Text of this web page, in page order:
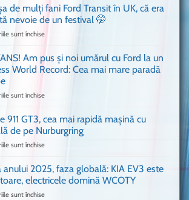
văzut
a
în
mașină
Ferrari
de mulți fani Ford Transit în UK, că era
nevoie de un festival 🤭
sunt închise
așa
mulți
în
UK,
nevoie
de
Am pus și noi umărul cu Ford la un
World Record: Cea mai mare paradă
sunt închise
VANS!
Am
pus
umărul
cu
911 GT3, cea mai rapidă mașină cu
de pe Nurburgring
sunt închise
911
GT3,
cea
anului 2025, faza globală: KIA EV3 este
electricele domină WCOTY
sunt închise